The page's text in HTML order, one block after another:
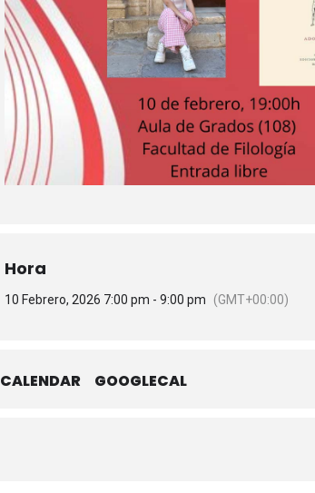
Hora
10 Febrero, 2026 7:00 pm - 9:00 pm (GMT+00:00)
CALENDAR GOOGLECAL